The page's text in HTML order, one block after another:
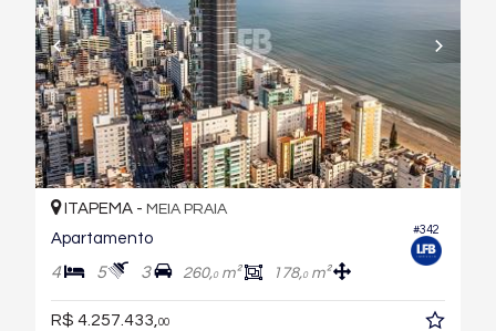
#342
ITAPEMA - MEIA PRAIA
Apartamento
4 5 3 260,0m² 178,0m²
R$ 4.257.433,00